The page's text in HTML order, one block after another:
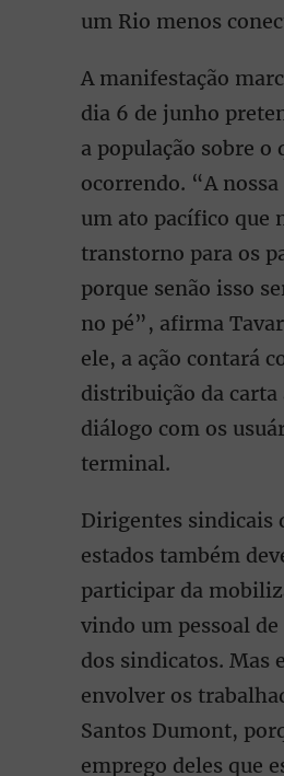
um Rio menos
A manifestação
dia 6 de junho
a população sobre o
ocorrendo. “A nossa
um ato pacífico que
transtorno para os
porque senão isso
no pé”, afirma
ele, a ação contará
distribuição da carta
diálogo com os
terminal.
Dirigentes sindicais
estados também
participar da
vindo um pessoal de
dos sindicatos. Mas
envolver os
Santos Dumont,
emprego deles que